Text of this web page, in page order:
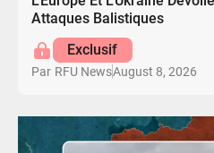
Attaques Balistiques
Exclusif
Par RFU NewsAugust 8, 2026